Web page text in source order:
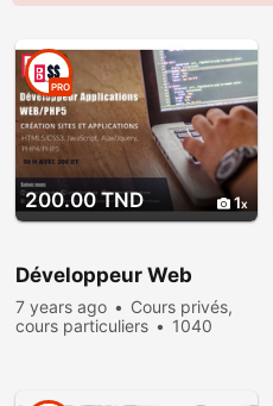
200.00 TND 1
PRO
Développeur Web
7 years ago
Cours privés,
cours particuliers
1040